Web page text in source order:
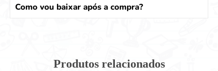
Como vou baixar após a compra?
Produtos relacionados